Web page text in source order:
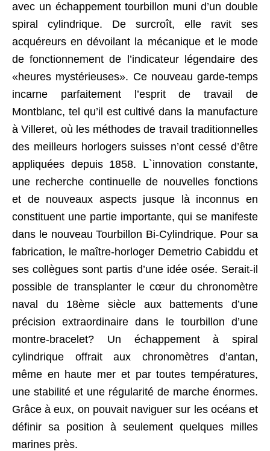
avec un échappement tourbillon muni d’un double
spiral cylindrique. De surcroît, elle ravit ses
acquéreurs en dévoilant la mécanique et le mode
de fonctionnement de l’indicateur légendaire des
«heures mystérieuses». Ce nouveau garde-temps
incarne parfaitement l’esprit de travail de
Montblanc, tel qu’il est cultivé dans la manufacture
à Villeret, où les méthodes de travail traditionnelles
des meilleurs horlogers suisses n’ont cessé d’être
appliquées depuis 1858. L`innovation constante,
une recherche continuelle de nouvelles fonctions
et de nouveaux aspects jusque là inconnus en
constituent une partie importante, qui se manifeste
dans le nouveau Tourbillon Bi-Cylindrique. Pour sa
fabrication, le maître-horloger Demetrio Cabiddu et
ses collègues sont partis d’une idée osée. Serait-il
possible de transplanter le cœur du chronomètre
naval du 18ème siècle aux battements d’une
précision extraordinaire dans le tourbillon d’une
montre-bracelet? Un échappement à spiral
cylindrique offrait aux chronomètres d’antan,
même en haute mer et par toutes températures,
une stabilité et une régularité de marche énormes.
Grâce à eux, on pouvait naviguer sur les océans et
définir sa position à seulement quelques milles
marines près.